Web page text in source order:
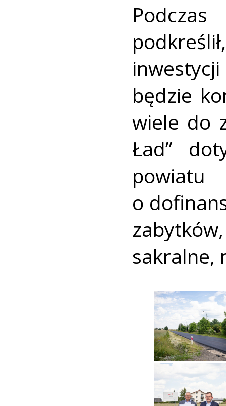
będzie
wiele do
Ład”
o
sakralne,